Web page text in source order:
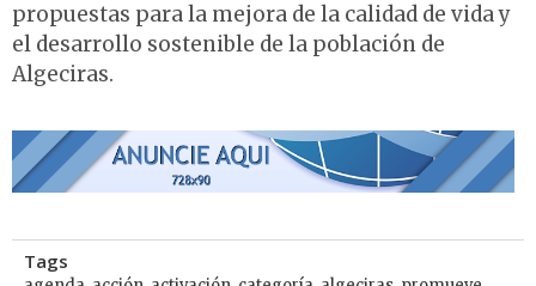
propuestas para la mejora de la calidad de vida y
el desarrollo sostenible de la población de
Algeciras.
Tags